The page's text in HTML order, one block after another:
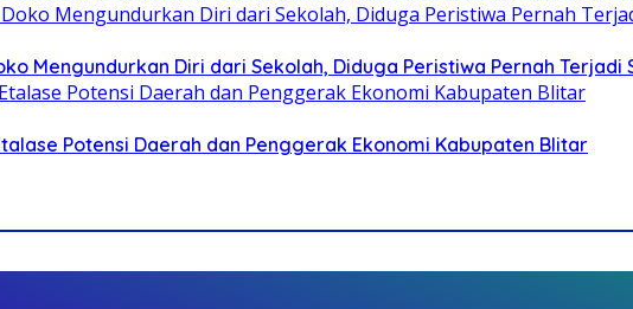
Mengundurkan Diri dari Sekolah, Diduga Peristiwa Pernah Terjadi
Potensi Daerah dan Penggerak Ekonomi Kabupaten Blitar